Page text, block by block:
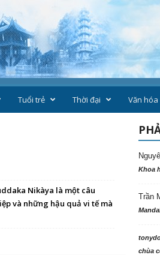
Tuổi trẻ Thời đại Văn hóa
Nikàya là một câu
và những hậu quả vi tế mà
Khoa
Trần
chùa